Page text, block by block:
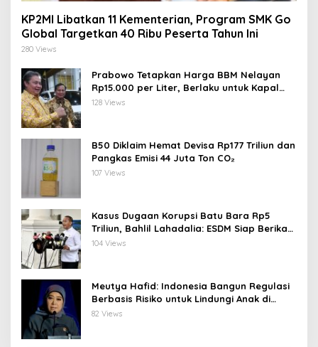
KP2MI Libatkan 11 Kementerian, Program SMK Go
Global Targetkan 40 Ribu Peserta Tahun Ini
280 Views
Prabowo Tetapkan Harga BBM Nelayan
Rp15.000 per Liter, Berlaku untuk Kapal
30-200 GT
128 Views
B50 Diklaim Hemat Devisa Rp177 Triliun dan
Pangkas Emisi 44 Juta Ton CO₂
107 Views
Kasus Dugaan Korupsi Batu Bara Rp5
Triliun, Bahlil Lahadalia: ESDM Siap Berikan
Data
104 Views
Meutya Hafid: Indonesia Bangun Regulasi
Berbasis Risiko untuk Lindungi Anak di
Dunia Digital
82 Views